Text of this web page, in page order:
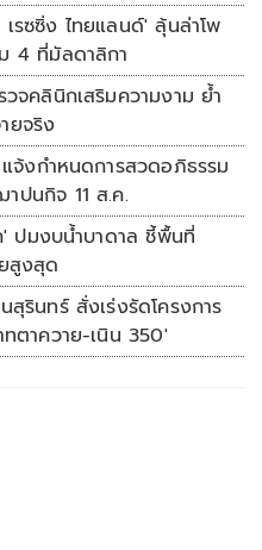
รซซิ่ง ไทยแลนด์' ลุ้นล่าโพ
4 ที่มัลดาลิกา
วจคลินิกเสริมความงาม ย้ำ
ยจริง
จ้งกำหนดการสวดอภิธรรม
ปนกิจ 11 ส.ค.
ปมงบน้ำบาดาล ชี้พื้นที่
สูงสุด
รินทร์ สั่งเร่งรัดโครงการ
ตาควาย-เนิน 350'